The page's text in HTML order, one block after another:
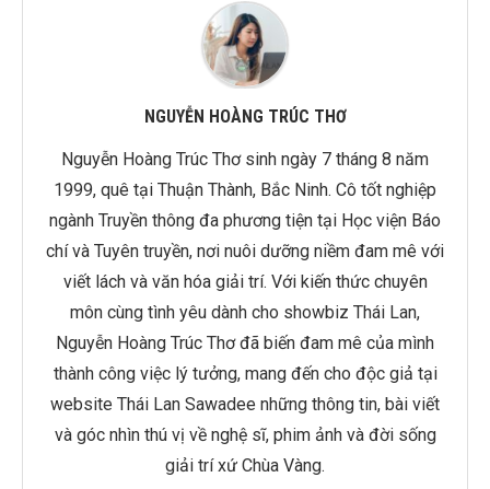
NGUYỄN HOÀNG TRÚC THƠ
Nguyễn Hoàng Trúc Thơ sinh ngày 7 tháng 8 năm
1999, quê tại Thuận Thành, Bắc Ninh. Cô tốt nghiệp
ngành Truyền thông đa phương tiện tại Học viện Báo
chí và Tuyên truyền, nơi nuôi dưỡng niềm đam mê với
viết lách và văn hóa giải trí. Với kiến thức chuyên
môn cùng tình yêu dành cho showbiz Thái Lan,
Nguyễn Hoàng Trúc Thơ đã biến đam mê của mình
thành công việc lý tưởng, mang đến cho độc giả tại
website Thái Lan Sawadee những thông tin, bài viết
và góc nhìn thú vị về nghệ sĩ, phim ảnh và đời sống
giải trí xứ Chùa Vàng.